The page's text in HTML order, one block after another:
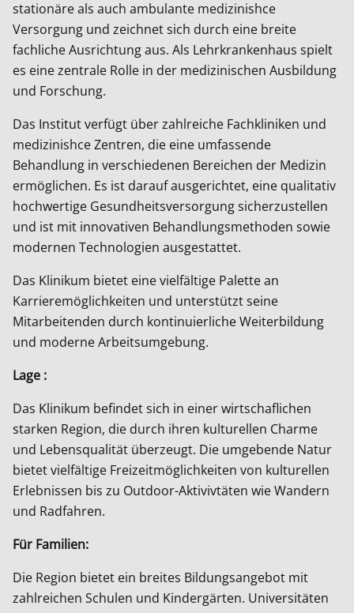
stationäre als auch ambulante medizinishce
Versorgung und zeichnet sich durch eine breite
fachliche Ausrichtung aus. Als Lehrkrankenhaus spielt
es eine zentrale Rolle in der medizinischen Ausbildung
und Forschung.
Das Institut verfügt über zahlreiche Fachkliniken und
medizinishce Zentren, die eine umfassende
Behandlung in verschiedenen Bereichen der Medizin
ermöglichen. Es ist darauf ausgerichtet, eine qualitativ
hochwertige Gesundheitsversorgung sicherzustellen
und ist mit innovativen Behandlungsmethoden sowie
modernen Technologien ausgestattet.
Das Klinikum bietet eine vielfältige Palette an
Karrieremöglichkeiten und unterstützt seine
Mitarbeitenden durch kontinuierliche Weiterbildung
und moderne Arbeitsumgebung.
Lage :
Das Klinikum befindet sich in einer wirtschaflichen
starken Region, die durch ihren kulturellen Charme
und Lebensqualität überzeugt. Die umgebende Natur
bietet vielfältige Freizeitmöglichkeiten von kulturellen
Erlebnissen bis zu Outdoor-Aktivivtäten wie Wandern
und Radfahren.
Für Familien:
Die Region bietet ein breites Bildungsangebot mit
zahlreichen Schulen und Kindergärten. Universitäten